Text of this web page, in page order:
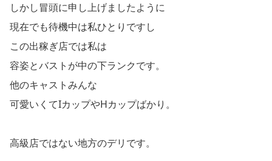
しかし冒頭に申し上げましたように
現在でも待機中は私ひとりですし
この出稼ぎ店では私は
容姿とバストが中の下ランクです。
他のキャストみんな
可愛いくてIカップやHカップばかり。
高級店ではない地方のデリです。